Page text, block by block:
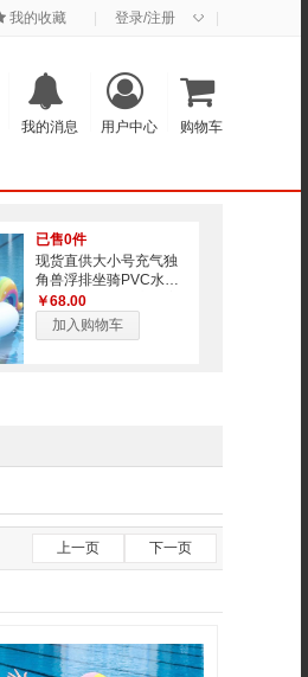
我的收藏 登录/注册 ◇
购物车
用户中心
我的消息
已售0件
现货直供大小号充气独
角兽浮排坐骑PVC水上
戏水玩具成人浮床游泳
￥68.00
加入购物车
上一页 下一页